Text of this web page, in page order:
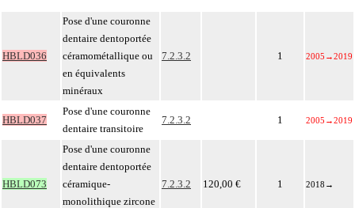
HBLD036
Pose d'une couronne
dentaire dentoportée
céramométallique ou
en équivalents
minéraux
7.2.3.2 1 2005 →2019
HBLD037
Pose d'une couronne
dentaire transitoire
7.2.3.2 1 2005 →2019
HBLD073
Pose d'une couronne
dentaire dentoportée
céramique-
monolithique zircone
7.2.3.2 120,00 € 1 2018 →